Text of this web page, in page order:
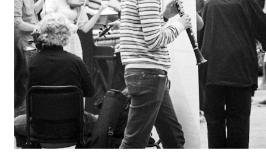
CREMAH
NordART
Prosjekter
Publikasjoner
INTERNASJONALT
Utveksling